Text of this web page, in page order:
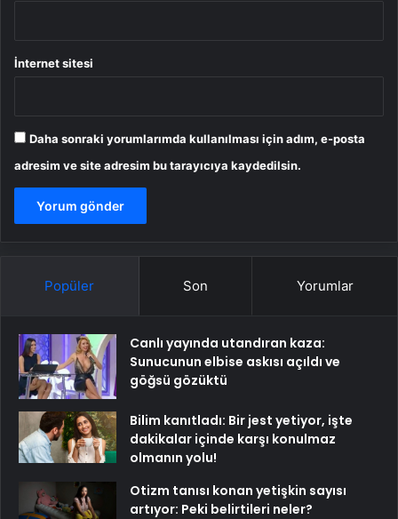
İnternet sitesi
Daha sonraki yorumlarımda kullanılması için adım, e-posta
adresim ve site adresim bu tarayıcıya kaydedilsin.
Popüler Son Yorumlar
Canlı yayında utandıran kaza:
Sunucunun elbise askısı açıldı ve
göğsü gözüktü
Bilim kanıtladı: Bir jest yetiyor, işte
dakikalar içinde karşı konulmaz
olmanın yolu!
Otizm tanısı konan yetişkin sayısı
artıyor: Peki belirtileri neler?